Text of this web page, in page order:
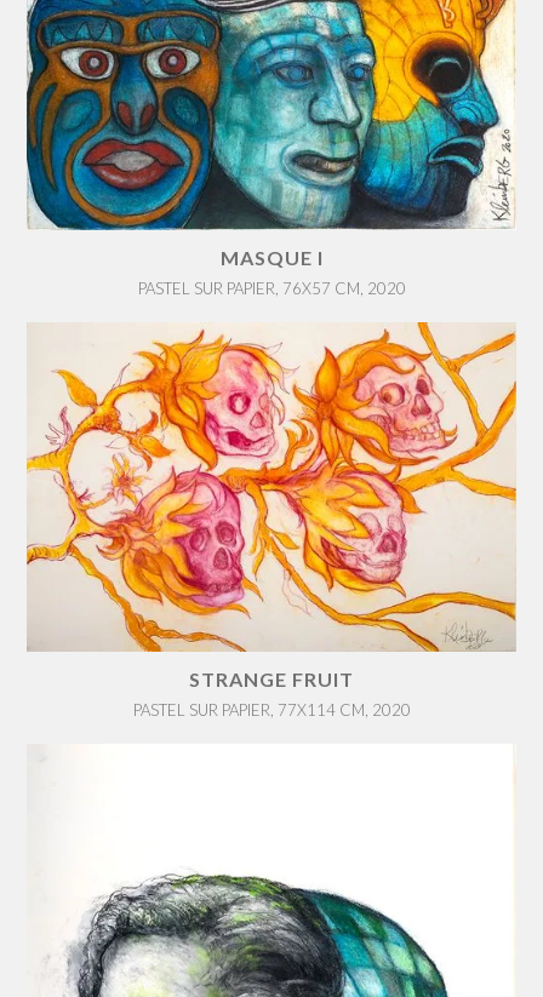
MASQUE I
PASTEL SUR PAPIER, 76X57 CM, 2020
STRANGE FRUIT
PASTEL SUR PAPIER, 77X114 CM, 2020